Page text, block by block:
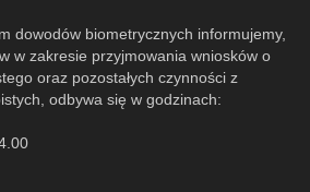
dowodów biometrycznych informujemy,
w zakresie przyjmowania wniosków o
oraz pozostałych czynności z
odbywa się w godzinach: